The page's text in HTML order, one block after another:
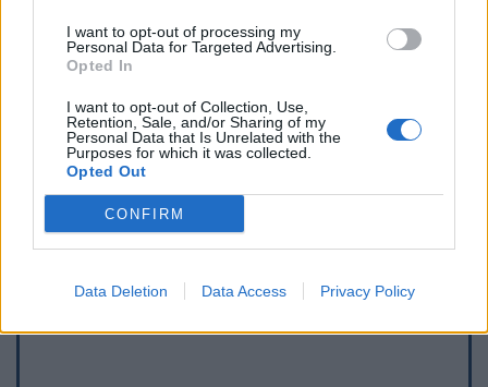
I want to opt-out of processing my
Personal Data for Targeted Advertising.
Opted In
I want to opt-out of Collection, Use,
Retention, Sale, and/or Sharing of my
Personal Data that Is Unrelated with the
Purposes for which it was collected.
Opted Out
CONFIRM
Data Deletion Data Access Privacy Policy
Afficher la carte